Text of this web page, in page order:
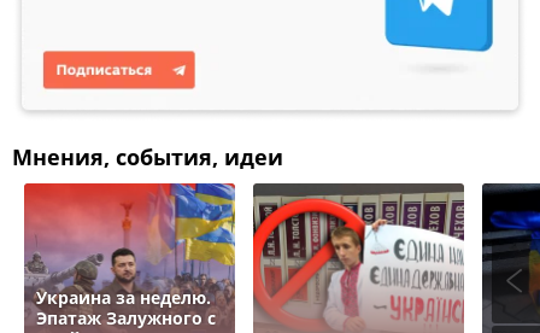
Мнения, события, идеи
Украина за неделю.
Эпатаж Залужного с